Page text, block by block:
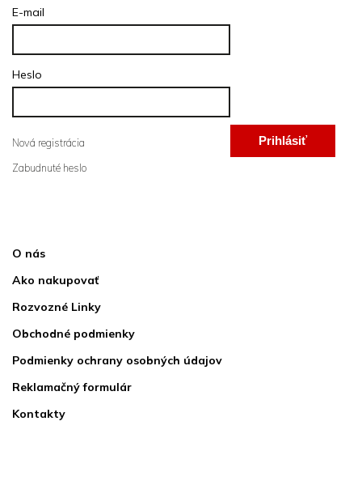
E-mail
Heslo
Prihlásiť
Nová registrácia
Zabudnuté heslo
O nás
Ako nakupovať
Rozvozné Linky
Obchodné podmienky
Podmienky ochrany osobných údajov
Reklamačný formulár
Kontakty